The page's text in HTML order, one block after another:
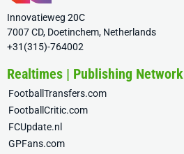
Innovatieweg 20C
7007 CD, Doetinchem, Netherlands
+31(315)-764002
Realtimes | Publishing Network
FootballTransfers.com
FootballCritic.com
FCUpdate.nl
GPFans.com